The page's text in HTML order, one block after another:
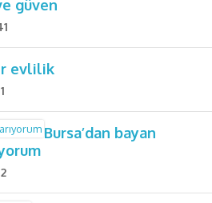
güven
evlilik
Bursa’dan bayan